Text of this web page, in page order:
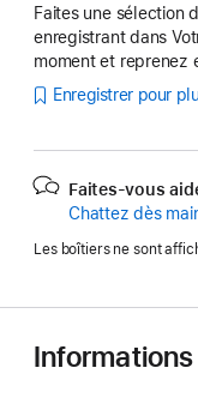
Faites une sélection
enregistrant dans
moment et reprenez
Enregistrer pour
Faites-vous
Chattez dès
Les boîtiers ne sont